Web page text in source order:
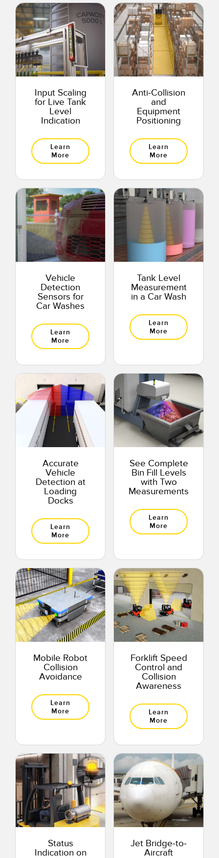
Input Scaling
for Live Tank
Level
Indication
Learn
More
Anti-Collision
and
Equipment
Positioning
Learn
More
Vehicle
Detection
Sensors for
Car Washes
Learn
More
Tank Level
Measurement
in a Car Wash
Learn
More
Accurate
Vehicle
Detection at
Loading
Docks
Learn
More
See Complete
Bin Fill Levels
with Two
Measurements
Learn
More
Mobile Robot
Collision
Avoidance
Learn
More
Forklift Speed
Control and
Collision
Awareness
Learn
More
Status
Indication on
Jet Bridge-to-
Aircraft